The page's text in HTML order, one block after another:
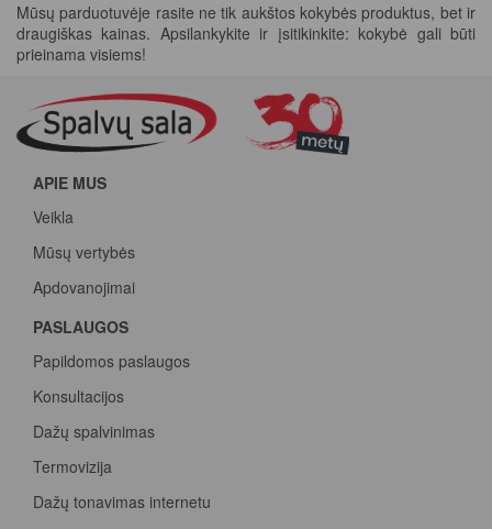
Mūsų parduotuvėje rasite ne tik aukštos kokybės produktus, bet ir
draugiškas kainas. Apsilankykite ir įsitikinkite: kokybė gali būti
prieinama visiems!
APIE MUS
Veikla
Mūsų vertybės
Apdovanojimai
PASLAUGOS
Papildomos paslaugos
Konsultacijos
Dažų spalvinimas
Termovizija
Dažų tonavimas internetu